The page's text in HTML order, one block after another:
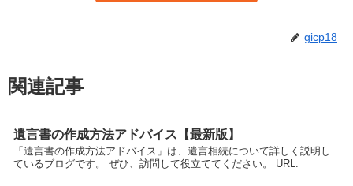
gicp18
関連記事
遺言書の作成方法アドバイス【最新版】
「遺言書の作成方法アドバイス」は、遺言相続について詳しく説明し
ているブログです。 ぜひ、訪問して役立ててください。 URL: